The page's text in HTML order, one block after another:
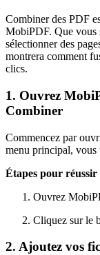
Combiner des PDF
MobiPDF. Que vous
sélectionner des
montrera comment
clics.
1. Ouvrez
Combiner
Commencez par
menu principal, vous
Étapes pour
Ouvrez
Cliquez sur le
2. Ajoutez vos